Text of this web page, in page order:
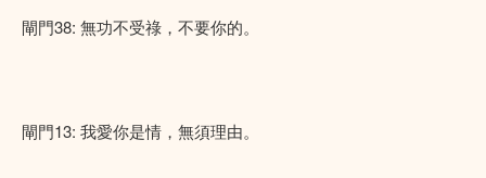
閘門38: 無功不受祿，不要你的。
閘門13: 我愛你是情，無須理由。